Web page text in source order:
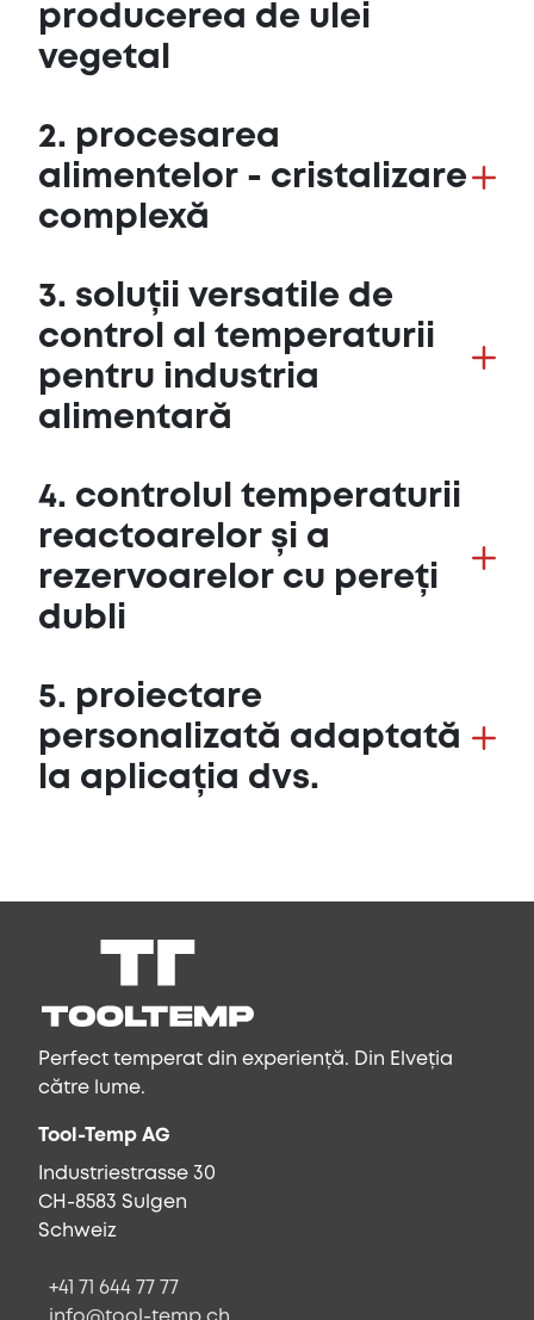
producerea de ulei
vegetal
2. procesarea
alimentelor - cristalizare
complexă
3. soluții versatile de
control al temperaturii
pentru industria
alimentară
4. controlul temperaturii
reactoarelor și a
rezervoarelor cu pereți
dubli
5. proiectare
personalizată adaptată
la aplicația dvs.
Perfect temperat din experiență. Din Elveția
către lume.
Tool-Temp AG
Industriestrasse 30
CH-8583 Sulgen
Schweiz
+41 71 644 77 77